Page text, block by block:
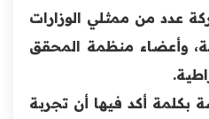
عدد من ممثلي الوزارات
وأعضاء منظمة المحقق
بكلمة أكد فيها أن تجربة